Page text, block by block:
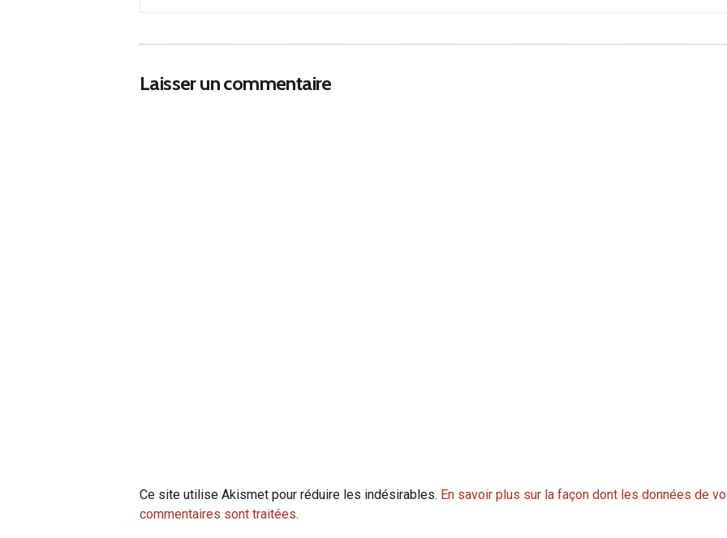
Laisser un commentaire
Ce site utilise Akismet pour réduire les indésirables. En savoir plus sur la façon dont les données de
commentaires sont traitées.